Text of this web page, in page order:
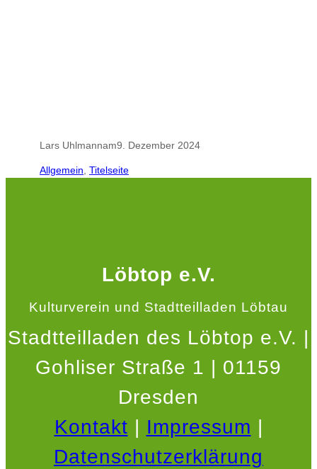
Lars Uhlmannam9. Dezember 2024
Allgemein Titelseite
Löbtop e.V.
Kulturverein und Stadtteilladen Löbtau
Stadtteilladen des Löbtop e.V. |
Gohliser Straße 1 | 01159
Dresden
Kontakt | Impressum |
Datenschutzerklärung